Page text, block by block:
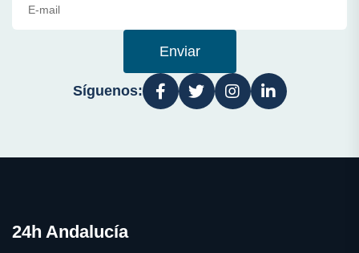
Enviar
Síguenos:
24h Andalucía